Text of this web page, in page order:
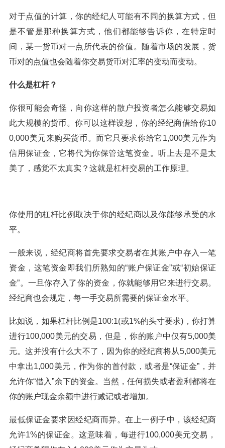
对于点值的计算，你的经纪人可能有不同的换算方式，但
是不管是那种换算方式，他们都能够告诉你，在特定时
间，某一货币对一点所代表的价值。随着市场的发展，货
币对的点值也会随着你交易货币对汇率的变动而变动。
什么是杠杆？
你很可能会奇怪，向你这样的散户投资者怎么能够交易如
此大规模的货币。你可以这样设想，你的经纪商借给你10
0,000美元来购买货币。而它只要求你给它1,000美元作为
信用保证金，它将代为你保管这笔资金。听上去是不是太
美了，感觉不太真实？这就是杠杆交易的工作原理。
你使用的杠杆比例取决于你的经纪商以及你能够承受的水
平。
一般来说，经纪商将首先要求交易者在其账户中存入一笔
资金，这笔资金即我们所熟知的“账户保证金”或“初始保证
金”。一旦你存入了你的资金，你就能够用它来进行交易。
经纪商也会规定，每一手交易所需要的保证金水平。
比如说，如果杠杆比例是100:1(或1%的头寸要求)，你打算
进行100,000美元的交易，但是，你的账户中仅有5,000美
元。这并没有什么大不了，因为你的经纪商将从5,000美元
中拿出1,000美元，作为你的首付款，或者是“保证金”，并
允许你“借入”余下的资金。当然，任何损失或者盈利都将在
你的账户现金余额中进行减记或者增加。
最低保证金要求因经纪商而异。在上一例子中，该经纪商
允许1%的保证金。这意味着，每进行100,000美元交易，